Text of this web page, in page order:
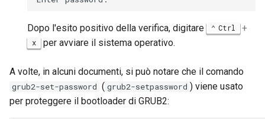
Dopo l'esito positivo della verifica, digitare Ctrl +
x per avviare il sistema operativo.
A volte, in alcuni documenti, si può notare che il comando
grub2-set-password ( grub2-setpassword ) viene usato
per proteggere il bootloader di GRUB2: